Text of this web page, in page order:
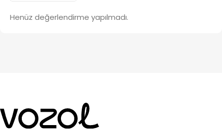
Henüz değerlendirme yapılmadı.